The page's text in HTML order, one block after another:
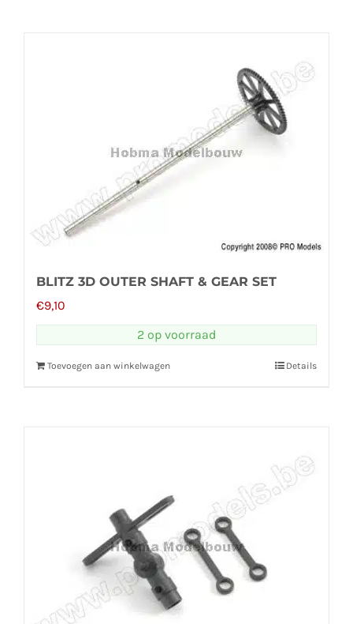
BLITZ 3D OUTER SHAFT & GEAR SET
€9,10
2 op voorraad
Toevoegen aan winkelwagen Details